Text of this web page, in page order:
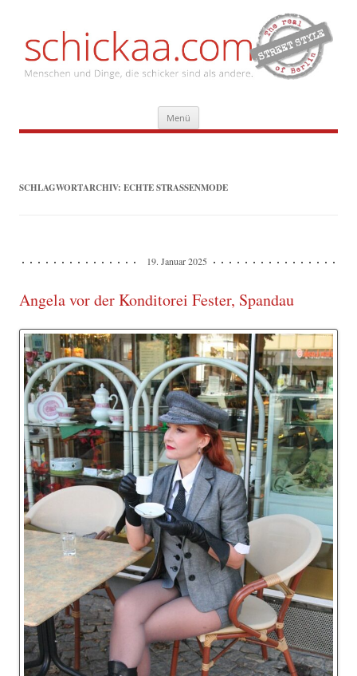
Menü Inhalt
springen
SCHLAGWORTARCHIV: ECHTE STRASSENMODE
19. Januar 2025
Angela vor der Konditorei Fester, Spandau